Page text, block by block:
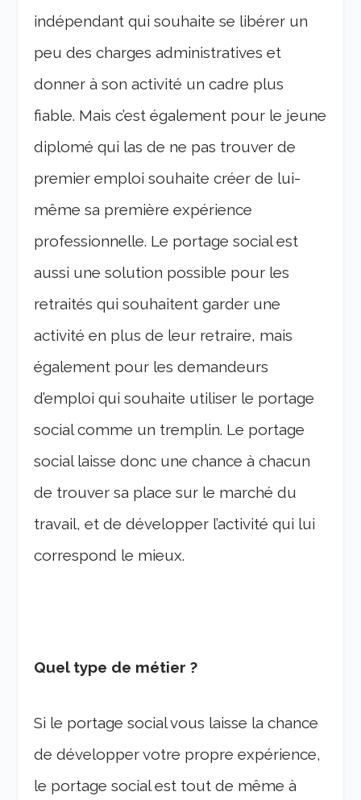
indépendant qui souhaite se libérer un
peu des charges administratives et
donner à son activité un cadre plus
fiable. Mais c’est également pour le jeune
diplomé qui las de ne pas trouver de
premier emploi souhaite créer de lui-
même sa première expérience
professionnelle. Le portage social est
aussi une solution possible pour les
retraités qui souhaitent garder une
activité en plus de leur retraire, mais
également pour les demandeurs
d’emploi qui souhaite utiliser le portage
social comme un tremplin. Le portage
social laisse donc une chance à chacun
de trouver sa place sur le marché du
travail, et de développer l’activité qui lui
correspond le mieux.
Quel type de métier ?
Si le portage social vous laisse la chance
de développer votre propre expérience,
le portage social est tout de même à